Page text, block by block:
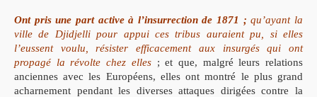
Ont pris une part active à l’insurrection de 1871 ;qu’ayant la
ville de Djidjelli pour appui ces tribus auraient pu, si elles
l’eussent voulu, résister efficacement aux insurgés qui ont
propagé la révolte chez elles ; et que, malgré leurs relations
anciennes avec les Européens, elles ont montré le plus grand
acharnement pendant les diverses attaques dirigées contre la